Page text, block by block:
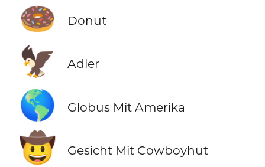
🍩 Donut
🦅 Adler
🌎 Globus Mit Amerika
🤠 Gesicht Mit Cowboyhut